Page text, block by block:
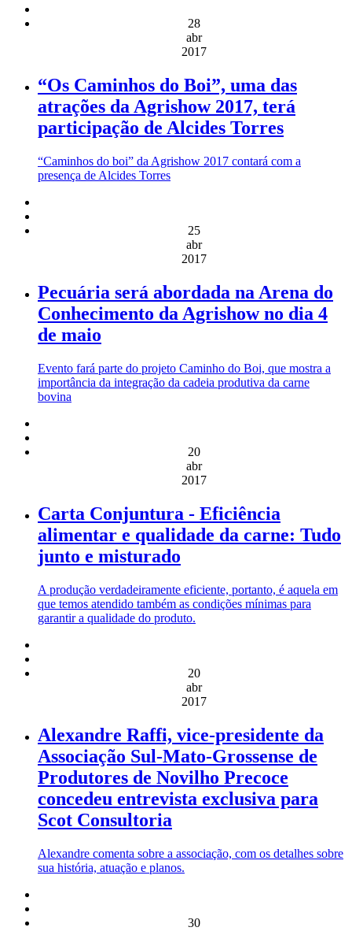
28
abr
2017
“Os Caminhos do Boi”, uma das
atrações da Agrishow 2017, terá
participação de Alcides Torres
“Caminhos do boi” da Agrishow 2017 contará com a
presença de Alcides Torres
25
abr
2017
Pecuária será abordada na Arena do
Conhecimento da Agrishow no dia 4
de maio
Evento fará parte do projeto Caminho do Boi, que mostra a
importância da integração da cadeia produtiva da carne
bovina
20
abr
2017
Carta Conjuntura - Eficiência
alimentar e qualidade da carne: Tudo
junto e misturado
A produção verdadeiramente eficiente, portanto, é aquela em
que temos atendido também as condições mínimas para
garantir a qualidade do produto.
20
abr
2017
Alexandre Raffi, vice-presidente da
Associação Sul-Mato-Grossense de
Produtores de Novilho Precoce
concedeu entrevista exclusiva para
Scot Consultoria
Alexandre comenta sobre a associação, com os detalhes sobre
sua história, atuação e planos.
30